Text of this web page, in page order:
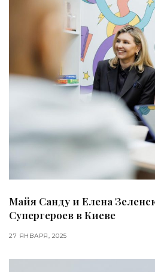
Майя Санду и Елена
Супергероев в Киеве
27 ЯНВАРЯ, 2025